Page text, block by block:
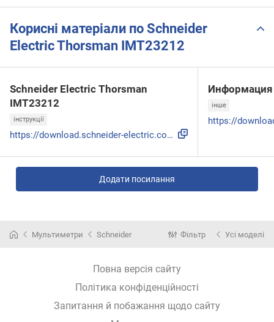
Корисні матеріали по Schneider
Electric Thorsman IMT23212
Schneider Electric Thorsman
IMT23212
інструкції
https://download.schneider-electric.com/files?p_enDocType=U...
Информация
інше
Додати посилання
Мультиметри Schneider Фільтр Усі моделі
Повна версія сайту
Політика конфіденційності
Запитання й побажання щодо сайту